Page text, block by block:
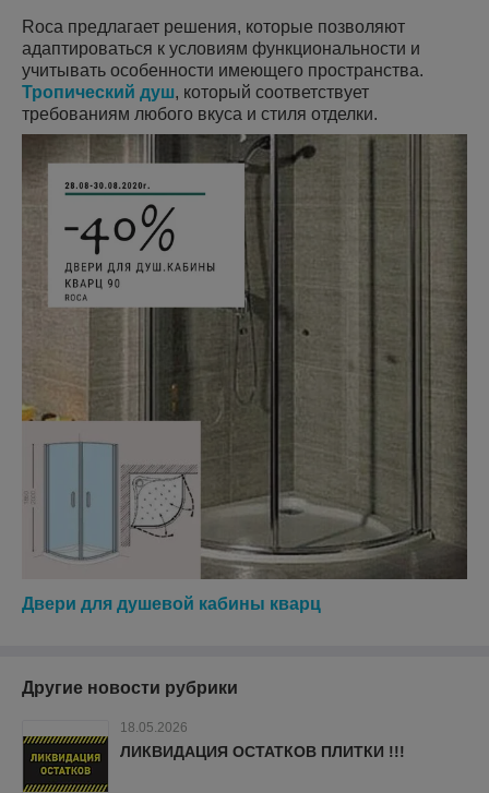
Roca предлагает решения, которые позволяют
адаптироваться к условиям функциональности и
учитывать особенности имеющего пространства.
Тропический душ, который соответствует
требованиям любого вкуса и стиля отделки.
Двери для душевой кабины кварц
Другие новости рубрики
18.05.2026
ЛИКВИДАЦИЯ ОСТАТКОВ ПЛИТКИ !!!